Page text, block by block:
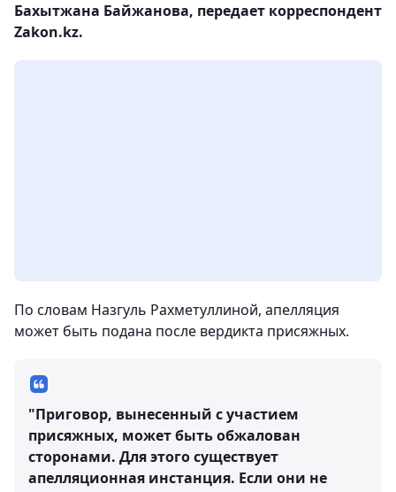
Бахытжана Байжанова, передает корреспондент
Zakon.kz.
По словам Назгуль Рахметуллиной, апелляция
может быть подана после вердикта присяжных.
"Приговор, вынесенный с участием
присяжных, может быть обжалован
сторонами. Для этого существует
апелляционная инстанция. Если они не